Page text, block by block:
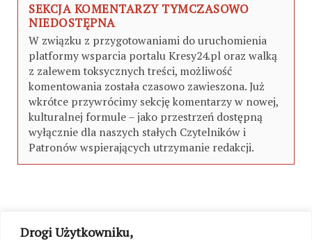
Drogi Użytkowniku,
SEKCJA KOMENTARZY TYMCZASOWO
NIEDOSTĘPNA
W związku z przygotowaniami do uruchomienia
platformy wsparcia portalu Kresy24.pl oraz walką
z zalewem toksycznych treści, możliwość
komentowania została czasowo zawieszona. Już
wkrótce przywrócimy sekcję komentarzy w nowej,
kulturalnej formule – jako przestrzeń dostępną
wyłącznie dla naszych stałych Czytelników i
Patronów wspierających utrzymanie redakcji.